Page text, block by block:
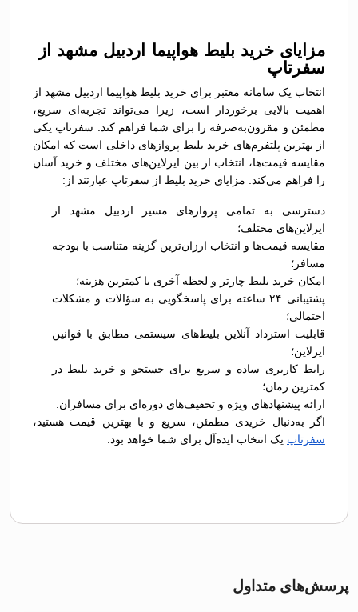
مزایای خرید بلیط هواپیما اردبیل مشهد از
سفرتاپ
انتخاب یک سامانه معتبر برای خرید بلیط هواپیما اردبیل مشهد از
اهمیت بالایی برخوردار است، زیرا می‌تواند تجربه‌ای سریع،
مطمئن و مقرون‌به‌صرفه را برای شما فراهم کند. سفرتاپ یکی
از بهترین پلتفرم‌های خرید بلیط پروازهای داخلی است که امکان
مقایسه قیمت‌ها، انتخاب از بین ایرلاین‌های مختلف و خرید آسان
را فراهم می‌کند. مزایای خرید بلیط از سفرتاپ عبارتند از:
دسترسی به تمامی پروازهای مسیر اردبیل مشهد از
ایرلاین‌های مختلف؛
مقایسه قیمت‌ها و انتخاب ارزان‌ترین گزینه متناسب با بودجه
مسافر؛
امکان خرید بلیط چارتر و لحظه آخری با کمترین هزینه؛
پشتیبانی ۲۴ ساعته برای پاسخگویی به سؤالات و مشکلات
احتمالی؛
قابلیت استرداد آنلاین بلیط‌های سیستمی مطابق با قوانین
ایرلاین؛
رابط کاربری ساده و سریع برای جستجو و خرید بلیط در
کمترین زمان؛
ارائه پیشنهادهای ویژه و تخفیف‌های دوره‌ای برای مسافران.
اگر به‌دنبال خریدی مطمئن، سریع و با بهترین قیمت هستید،
سفرتاپ یک انتخاب ایده‌آل برای شما خواهد بود.
پرسش‌های متداول